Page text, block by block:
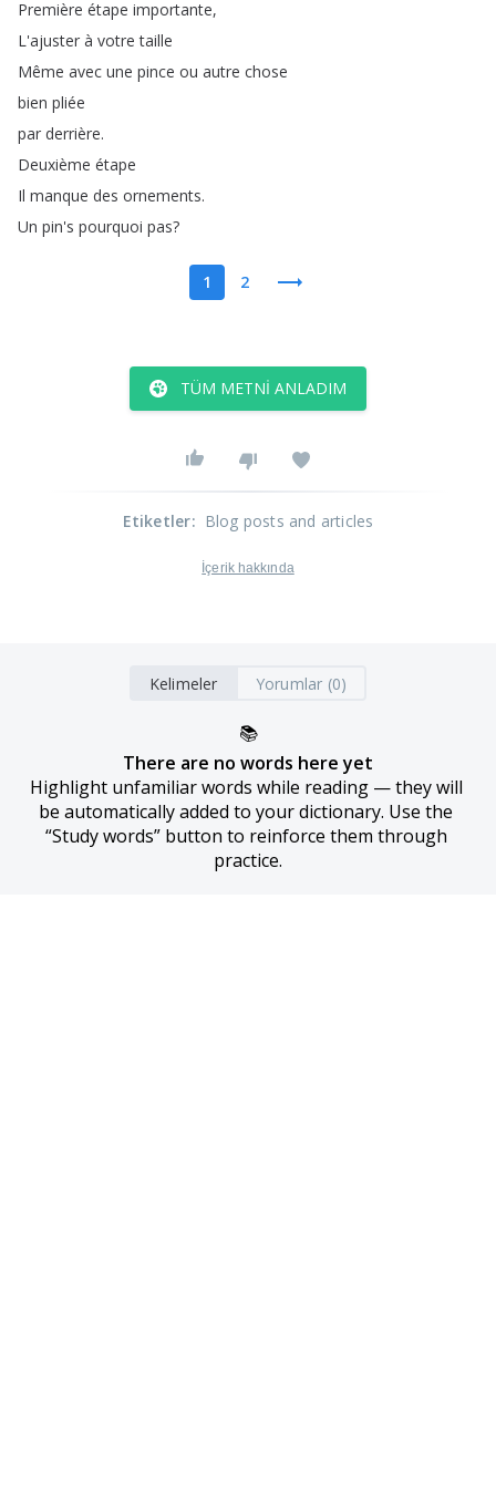
Première étape importante,
L'ajuster à votre taille
Même avec une pince ou autre chose
bien pliée
par derrière.
Deuxième étape
Il manque des ornements.
Un pin's pourquoi pas?
1 2
TÜM METNI ANLADIM
Etiketler: Blog posts and articles
İçerik hakkında
Kelimeler Yorumlar (0)
📚
There are no words here yet
Highlight unfamiliar words while reading — they will
be automatically added to your dictionary. Use the
“Study words” button to reinforce them through
practice.